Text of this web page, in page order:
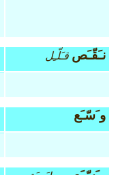
نـَقّـَص قـَلّـِل
و َسّـَع